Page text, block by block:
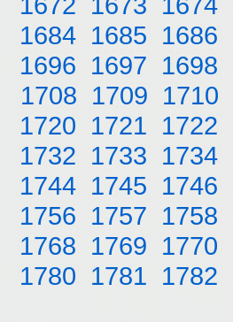
1684 1685 1686
1696 1697 1698
1708 1709 1710
1720 1721 1722
1732 1733 1734
1744 1745 1746
1756 1757 1758
1768 1769 1770
1780 1781 1782